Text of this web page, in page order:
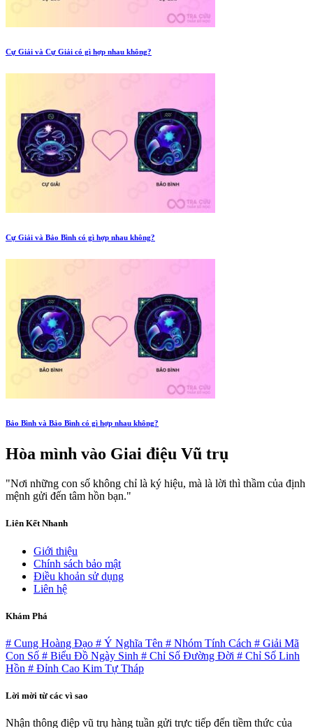
Cự Giải và Cự Giải có gì hợp nhau không?
Cự Giải và Bảo Bình có gì hợp nhau không?
Bảo Bình và Bảo Bình có gì hợp nhau không?
Hòa mình vào Giai điệu Vũ trụ
"Nơi những con số không chỉ là ký hiệu, mà là lời thì thầm của định
mệnh gửi đến tâm hồn bạn."
Liên Kết Nhanh
Giới thiệu
Chính sách bảo mật
Điều khoản sử dụng
Liên hệ
Khám Phá
# Cung Hoàng Đạo # Ý Nghĩa Tên # Nhóm Tính Cách # Giải Mã
Con Số # Biểu Đồ Ngày Sinh # Chỉ Số Đường Đời # Chỉ Số Linh
Hồn # Đỉnh Cao Kim Tự Tháp
Lời mời từ các vì sao
Nhận thông điệp vũ trụ hàng tuần gửi trực tiếp đến tiềm thức của